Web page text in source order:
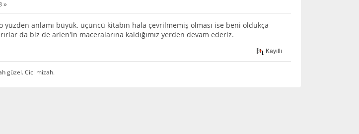
»
anlamı büyük. üçüncü kitabın hala çevrilmemiş olması ise beni oldukça
da biz de arlen'in maceralarına kaldığımız yerden devam ederiz.
Kayıtlı
güzel. Cici mizah.